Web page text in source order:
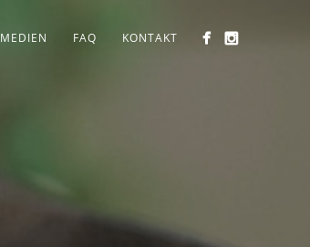
MEDIEN FAQ KONTAKT